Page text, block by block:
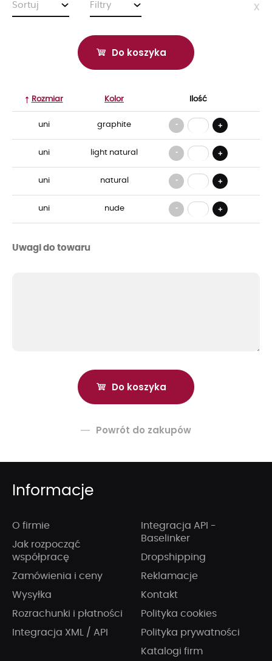
Sortuj Filtry x
Do koszyka
Rozmiar Kolor Ilość
uni graphite - +
uni light natural - +
uni natural - +
uni nude - +
Uwagi do towaru
Powrót do zakupów
Informacje
O firmie
Jak rozpocząć
współpracę
Zamówienia i ceny
Wysyłka
Rozrachunki i płatności
Integracja XML / API
Integracja API -
Baselinker
Dropshipping
Reklamacje
Kontakt
Polityka cookies
Polityka prywatności
Katalogi firm